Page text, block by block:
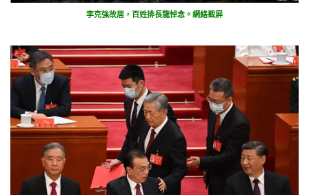
李克強故居，百姓排長龍悼念。網絡截屏